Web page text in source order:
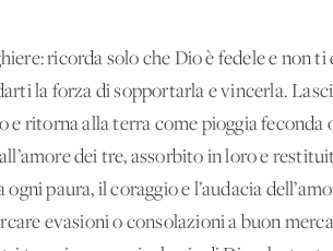
ricorda solo che Dio è fedele e non ti
la forza di sopportarla e vincerla.
e ritorna alla terra come pioggia
dei tre, assorbito in loro e
paura, il coraggio e l’audacia
evasioni o consolazioni a buon